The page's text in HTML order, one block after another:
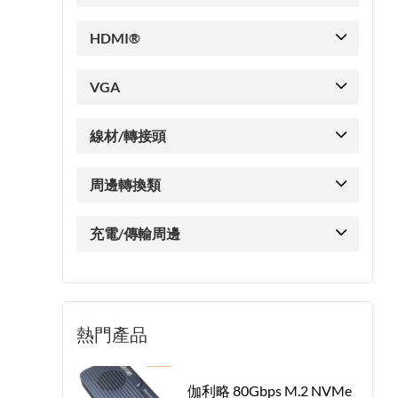
HDMI®
VGA
線材/轉接頭
周邊轉換類
充電/傳輸周邊
熱門產品
伽利略 80Gbps M.2 NVMe